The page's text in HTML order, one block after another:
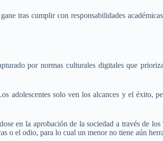
tras cumplir con responsabilidades
por normas culturales digitales que
adolescentes solo ven los alcances y el éxito,
en la aprobación de la sociedad a través de
o el odio, para lo cual un menor no tiene aún